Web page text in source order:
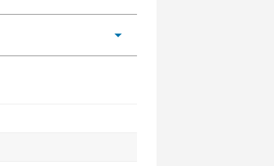
を予測・通知するためのシス
す。
ルなどが装備されています。